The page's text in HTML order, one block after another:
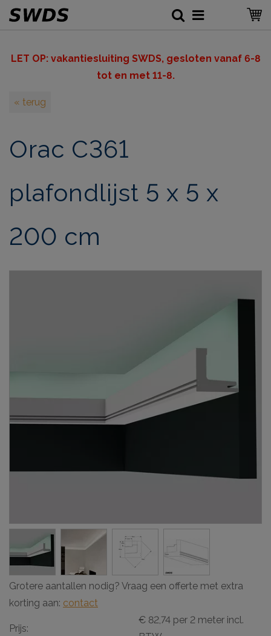
LET OP: vakantiesluiting SWDS, gesloten vanaf 6-8
tot en met 11-8.
« terug
Orac C361
plafondlijst 5 x 5 x
200 cm
Grotere aantallen nodig? Vraag een offerte met extra
korting aan: contact
Prijs:
€ 82,74 per 2 meter incl.